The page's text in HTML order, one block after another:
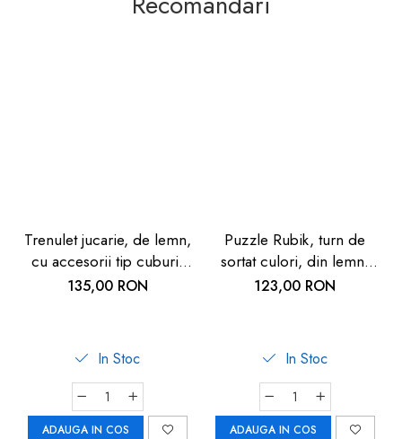
Trenulet jucarie, de lemn,
cu accesorii tip cuburi,
18 piese, 2 ani+, Goki
135,00 RON
In Stoc
ADAUGA IN COS
Puzzle Rubik, turn de
sortat culori, din lemn,
Goki
123,00 RON
In Stoc
ADAUGA IN COS